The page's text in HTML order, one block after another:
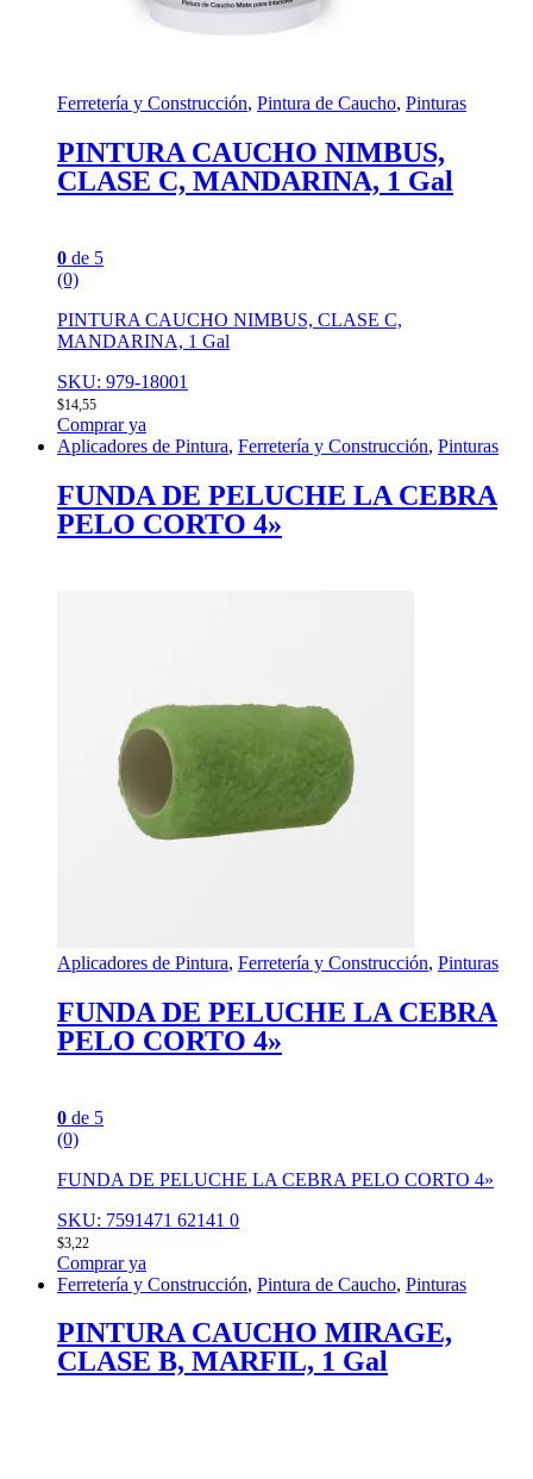
Ferretería y Construcción, Pintura de Caucho, Pinturas
PINTURA CAUCHO NIMBUS,
CLASE C, MANDARINA, 1 Gal
0 de 5
(0)
PINTURA CAUCHO NIMBUS, CLASE C,
MANDARINA, 1 Gal
SKU: 979-18001
$14,55
Comprar ya
Aplicadores de Pintura, Ferretería y Construcción, Pinturas
FUNDA DE PELUCHE LA CEBRA
PELO CORTO 4»
Aplicadores de Pintura, Ferretería y Construcción, Pinturas
FUNDA DE PELUCHE LA CEBRA
PELO CORTO 4»
0 de 5
(0)
FUNDA DE PELUCHE LA CEBRA PELO CORTO 4»
SKU: 7591471 62141 0
$3,22
Comprar ya
Ferretería y Construcción, Pintura de Caucho, Pinturas
PINTURA CAUCHO MIRAGE,
CLASE B, MARFIL, 1 Gal